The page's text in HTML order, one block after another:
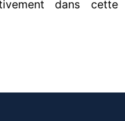
dans cette